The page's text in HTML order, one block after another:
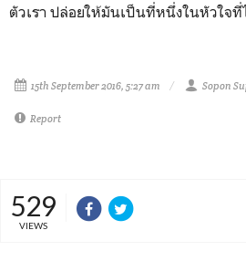
ตัวเรา ปล่อยให้มันเป็นที่หนึ่งในหัวใจที่
15th September 2016, 5:27 am Sopon
Report
529
VIEWS